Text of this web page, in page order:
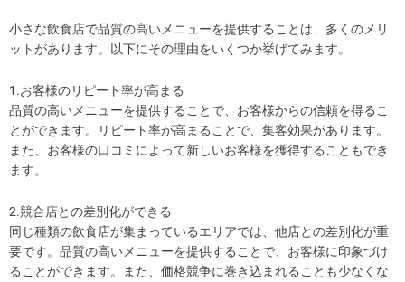
小さな飲食店で品質の高いメニューを提供することは、多くのメリ
ットがあります。以下にその理由をいくつか挙げてみます。
1.お客様のリピート率が高まる
品質の高いメニューを提供することで、お客様からの信頼を得るこ
とができます。リピート率が高まることで、集客効果があります。
また、お客様の口コミによって新しいお客様を獲得することもでき
ます。
2.競合店との差別化ができる
同じ種類の飲食店が集まっているエリアでは、他店との差別化が重
要です。品質の高いメニューを提供することで、お客様に印象づけ
ることができます。また、価格競争に巻き込まれることも少なくな